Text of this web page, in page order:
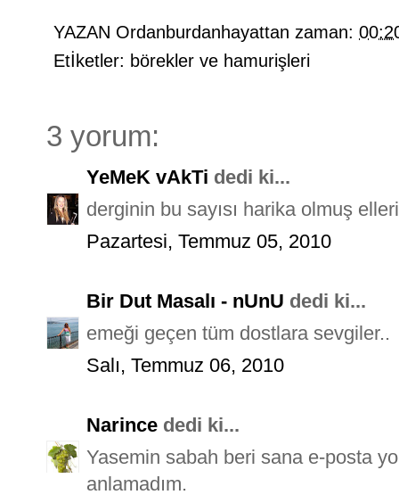
YAZAN Ordanburdanhayattan zaman:
Etİketler: börekler ve hamurişleri
3 yorum:
YeMeK vAkTi dedi ki...
derginin bu sayısı harika olmuş
Pazartesi, Temmuz 05, 2010
Bir Dut Masalı - nUnU dedi ki...
emeği geçen tüm dostlara sevgiler..
Salı, Temmuz 06, 2010
Narince dedi ki...
Yasemin sabah beri sana e-posta
anlamadım.